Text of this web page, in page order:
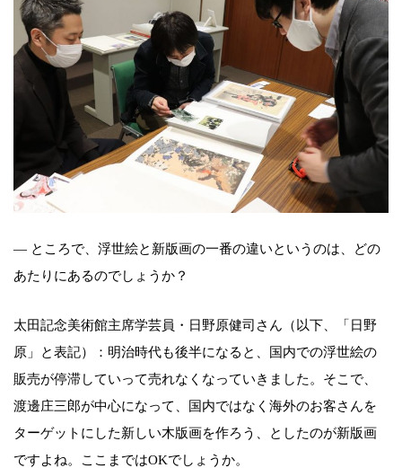
― ところで、浮世絵と新版画の一番の違いというのは、どの
あたりにあるのでしょうか？
太田記念美術館主席学芸員・日野原健司さん（以下、「日野
原」と表記）：明治時代も後半になると、国内での浮世絵の
販売が停滞していって売れなくなっていきました。そこで、
渡邊庄三郎が中心になって、国内ではなく海外のお客さんを
ターゲットにした新しい木版画を作ろう、としたのが新版画
ですよね。ここまではOKでしょうか。